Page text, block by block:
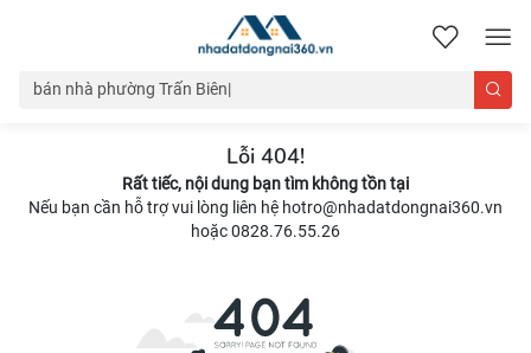
nhadatdongnai360.vn
Lỗi 404!
Rất tiếc, nội dung bạn tìm không tồn tại
Nếu bạn cần hỗ trợ vui lòng liên hệ hotro@nhadatdongnai360.vn
hoặc 0828.76.55.26